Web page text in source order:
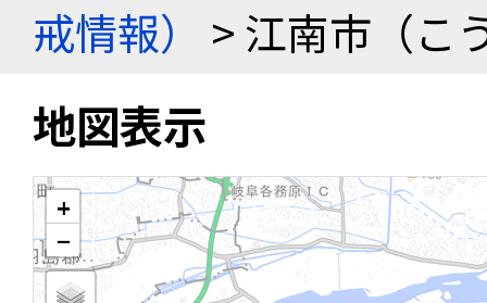
戒情報）
> 江南市（こ
地図表示
+
−